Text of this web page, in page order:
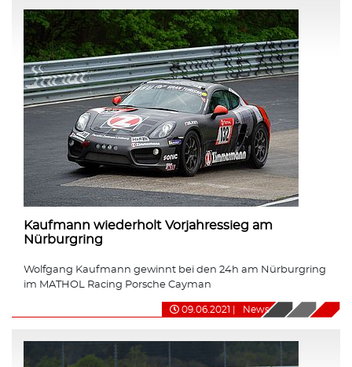
Kaufmann wiederholt Vorjahressieg am
Nürburgring
Wolfgang Kaufmann gewinnt bei den 24h am Nürburgring
im MATHOL Racing Porsche Cayman
09.06.2021 News